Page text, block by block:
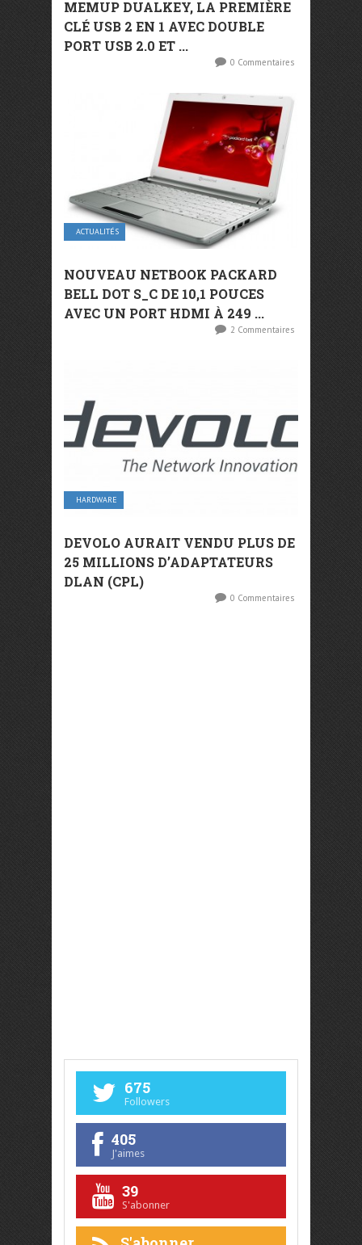
MEMUP DUALKEY, LA PREMIÈRE
CLÉ USB 2 EN 1 AVEC DOUBLE
PORT USB 2.0 ET ...
0 Commentaires
ACTUALITÉS
NOUVEAU NETBOOK PACKARD
BELL DOT S_C DE 10,1 POUCES
AVEC UN PORT HDMI À 249 ...
2 Commentaires
HARDWARE
DEVOLO AURAIT VENDU PLUS DE
25 MILLIONS D’ADAPTATEURS
DLAN (CPL)
0 Commentaires
675
Followers
405
J'aimes
39
S'abonner